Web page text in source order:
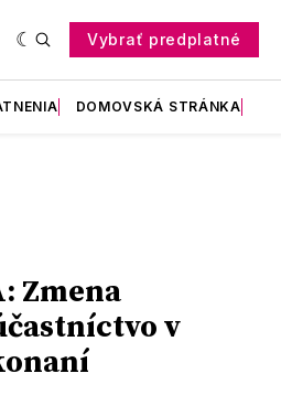
Vybrať predplatné
DOMOVSKÁ STRÁNKA
Zmena
v